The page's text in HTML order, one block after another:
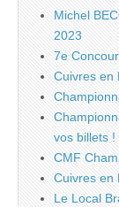
Michel
2023
7e
Cuivres en
vos billets !
CMF
Cuivres en
Le Local